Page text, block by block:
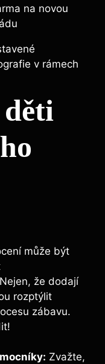
na⁣ novou
v rámech
může být
že dodají
rozptýlit
zábavu.⁣
Zvažte,